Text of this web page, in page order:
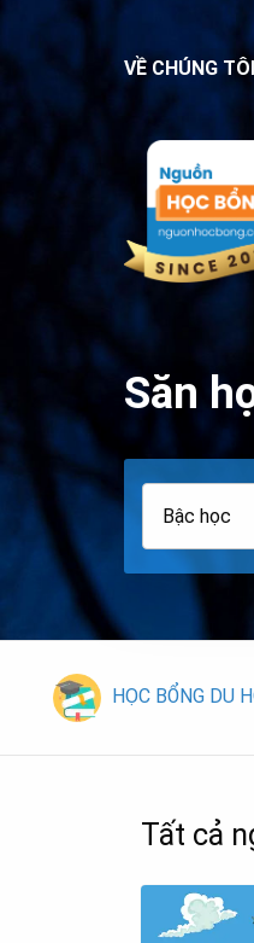
VỀ CHÚNG TÔI
Săn
HỌC BỔNG DU
Tất cả